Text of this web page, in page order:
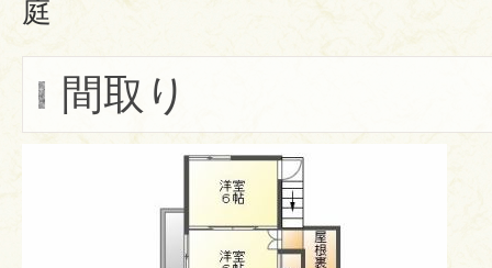
庭
間取り